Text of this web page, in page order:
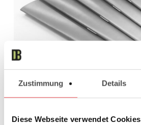
Zustimmung Details
Diese Webseite verwendet Cookies